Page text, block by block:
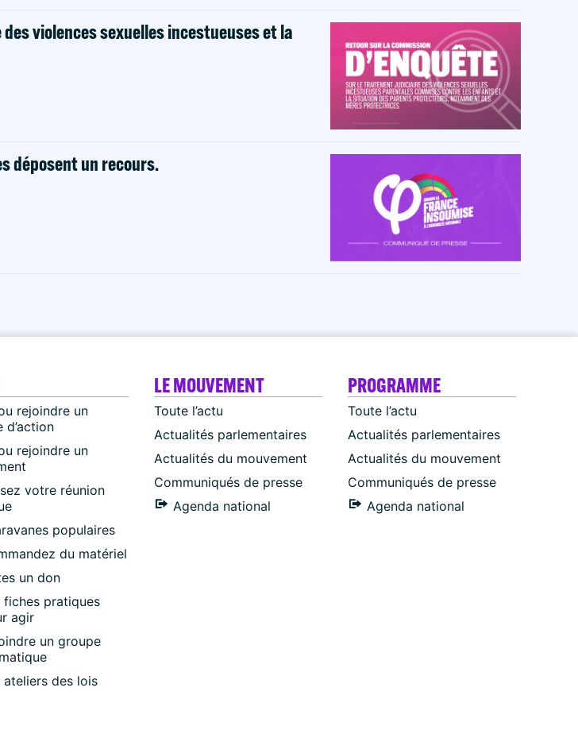
violences sexuelles incestueuses et la
déposent un recours.
rejoindre un
d’action
rejoindre un
votre réunion
populaires
du matériel
un don
fiches pratiques
agir
un groupe
ateliers des lois
LE MOUVEMENT
Toute l’actu
Actualités parlementaires
Actualités du mouvement
Communiqués de presse
Agenda national
PROGRAMME
Toute l’actu
Actualités parlementaires
Actualités du mouvement
Communiqués de presse
Agenda national